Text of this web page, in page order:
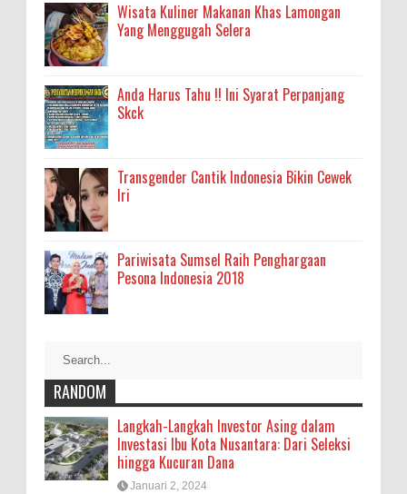
Wisata Kuliner Makanan Khas Lamongan
Yang Menggugah Selera
Anda Harus Tahu !! Ini Syarat Perpanjang
Skck
Transgender Cantik Indonesia Bikin Cewek
Iri
Pariwisata Sumsel Raih Penghargaan
Pesona Indonesia 2018
RANDOM
Langkah-Langkah Investor Asing dalam
Investasi Ibu Kota Nusantara: Dari Seleksi
hingga Kucuran Dana
Januari 2, 2024